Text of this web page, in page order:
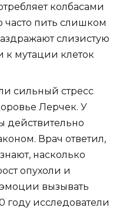
колбасами
пить слишком
слизистую
к мутации клеток
сильный стресс
Лерчек. У
действительно
Врач ответил,
насколько
опухоли и
вызывать
году исследователи